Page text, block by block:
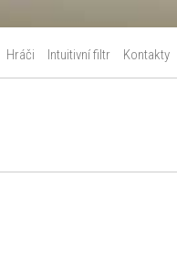
Hráči Intuitivní filtr Kontakty